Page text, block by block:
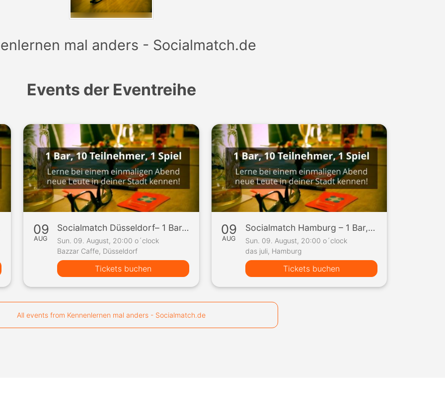
mal anders - Socialmatch.de
Events der Eventreihe
09
AUG
Socialmatch Düsseldorf– 1 Bar, 10 Teilnehmer, 1 Spiel
Sun. 09. August, 20:00 o´clock
Bazzar Caffe, Düsseldorf
Tickets buchen
09
AUG
Socialmatch Hamburg – 1 Bar, 10 Teilnehmer, 1 Spiel
Sun. 09. August, 20:00 o´clock
das juli, Hamburg
Tickets buchen
All events from Kennenlernen mal anders - Socialmatch.de